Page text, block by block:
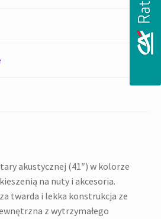
akustycznej (41″) w kolorze
na nuty i akcesoria.
twarda i lekka konstrukcja ze
z wytrzymałego